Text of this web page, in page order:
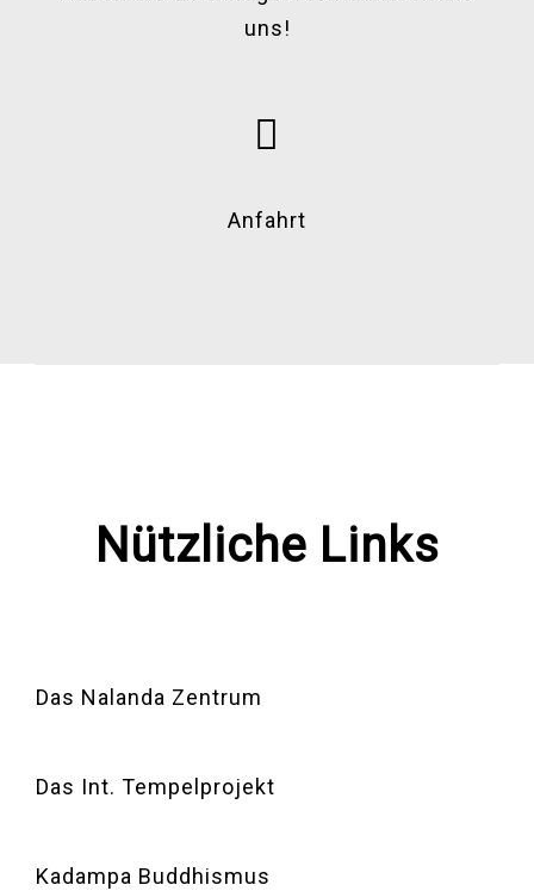
uns!
Anfahrt
Nützliche Links
Das Nalanda Zentrum
Das Int. Tempelprojekt
Kadampa Buddhismus